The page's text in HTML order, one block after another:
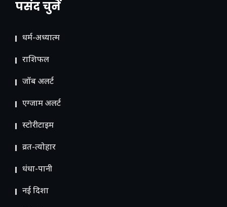
पसंद चुनें
धर्म-अध्यात्म
राशिफल
जॉब अलर्ट
एग्जाम अलर्ट
स्टोरीटाइम
व्रत-त्योहार
धंधा-पानी
नई दिशा